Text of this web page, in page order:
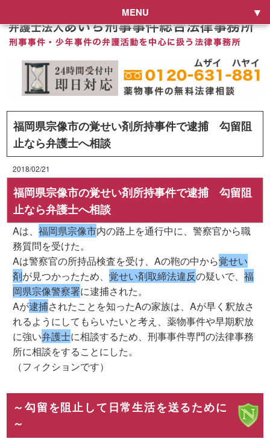
MENU
福岡県宗像市の覚せい剤所持事件で逮捕 勾留阻
止なら弁護士へ相談
2018/02/21
福岡県宗像市の覚せい剤所持事件で逮捕 勾留阻
止なら弁護士へ相談
Aは、福岡県宗像市内の路上を通行中に、警察官から職
務質問を受けた。
Aは警察官の所持品検査を受け、Aの鞄の中から覚せい
剤が見つかったため、覚せい剤取締法違反の疑いで、福
岡県宗像警察署に逮捕された。
Aが逮捕されたことを知ったAの家族は、Aが早く釈放さ
れるようにしてもらいたいと考え、薬物事件や早期釈放
に強い弁護士に相談するため、刑事事件専門の法律事務
所に相談をすることにした。
（フィクションです）
～勾留を阻止して日常生活を送るために
～